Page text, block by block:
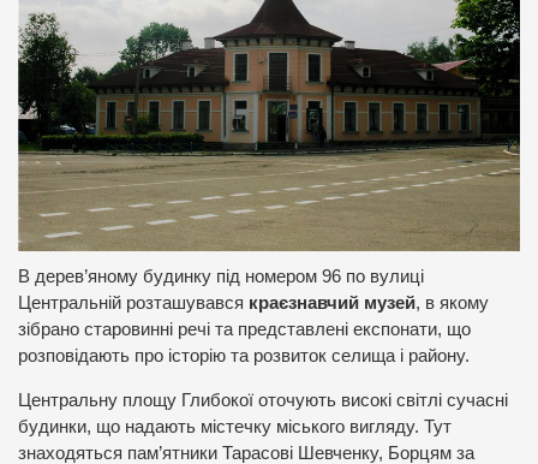
В дерев’яному будинку під номером 96 по вулиці
Центральній розташувався краєзнавчий музей, в якому
зібрано старовинні речі та представлені експонати, що
розповідають про історію та розвиток селища і району.
Центральну площу Глибокої оточують високі світлі сучасні
будинки, що надають містечку міського вигляду. Тут
знаходяться пам’ятники Тарасові Шевченку, Борцям за